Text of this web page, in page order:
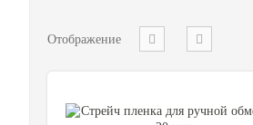
Отображение